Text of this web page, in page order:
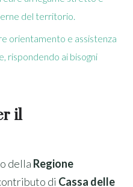
del territorio.
orientamento e assistenza
rispondendo ai bisogni
il
della Regione
di Cassa delle